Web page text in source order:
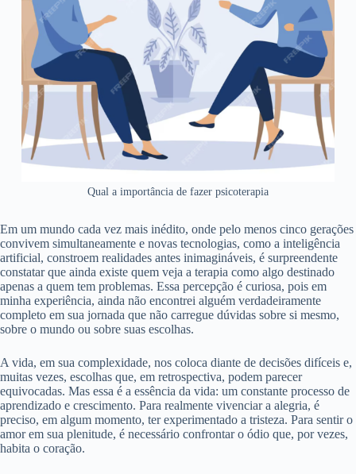
Qual a importância de fazer psicoterapia
Em um mundo cada vez mais inédito, onde pelo menos cinco gerações
convivem simultaneamente e novas tecnologias, como a inteligência
artificial, constroem realidades antes inimagináveis, é surpreendente
constatar que ainda existe quem veja a terapia como algo destinado
apenas a quem tem problemas. Essa percepção é curiosa, pois em
minha experiência, ainda não encontrei alguém verdadeiramente
completo em sua jornada que não carregue dúvidas sobre si mesmo,
sobre o mundo ou sobre suas escolhas.
A vida, em sua complexidade, nos coloca diante de decisões difíceis e,
muitas vezes, escolhas que, em retrospectiva, podem parecer
equivocadas. Mas essa é a essência da vida: um constante processo de
aprendizado e crescimento. Para realmente vivenciar a alegria, é
preciso, em algum momento, ter experimentado a tristeza. Para sentir o
amor em sua plenitude, é necessário confrontar o ódio que, por vezes,
habita o coração.